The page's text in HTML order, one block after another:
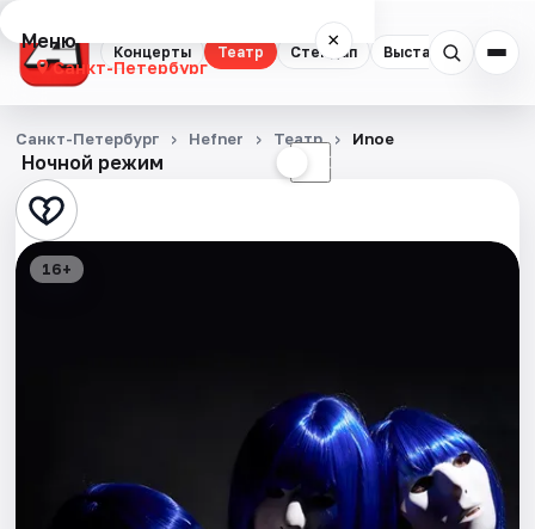
Концерты Театр Стендап Выставки
Меню ×
Санкт-Петербург
Концерты
Театр
Стендап
События
Ночной режим ☾
Санкт-Петербург Hefner Театр Иnoe
16+